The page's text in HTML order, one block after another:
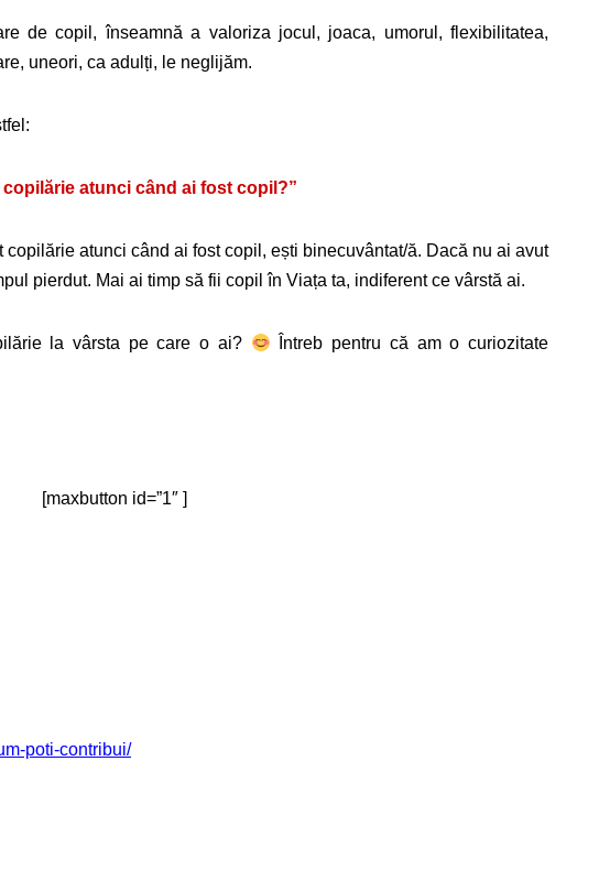
de copil, înseamnă a valoriza jocul, joaca, umorul, flexibilitatea,
uneori, ca adulți, le neglijăm.
copilărie atunci când ai fost copil?”
atunci când ai fost copil, ești binecuvântat/ă. Dacă nu ai avut
pierdut. Mai ai timp să fii copil în Viața ta, indiferent ce vârstă ai.
la vârsta pe care o ai?
Întreb pentru că am o curiozitate
[maxbutton id=”1″ ]
poti-contribui/